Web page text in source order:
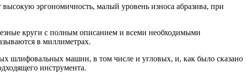
эргономичность, малый уровень износа абразива, при
круги с полным описанием и всеми необходимыми
в миллиметрах.
шлифовальных машин, в том числе и угловых, и, как было сказано
инструмента.